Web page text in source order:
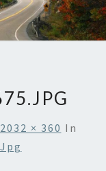
2032 × 360 In